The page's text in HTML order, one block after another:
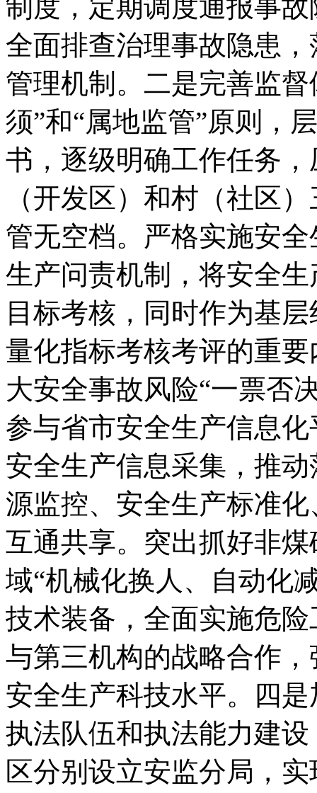
制度，定期调度通报事
全面排查治理事故隐患
管理机制。二是完善监
须”和“属地监管”原则，
书，逐级明确工作任务
（开发区）和村（社区
管无空档。严格实施安
生产问责机制，将安全
目标考核，同时作为基
量化指标考核考评的重
大安全事故风险“一票否
参与省市安全生产信息
安全生产信息采集，推
源监控、安全生产标准
互通共享。突出抓好非
域“机械化换人、自动化
技术装备，全面实施危
与第三机构的战略合作
安全生产科技水平。四
执法队伍和执法能力建
区分别设立安监分局，